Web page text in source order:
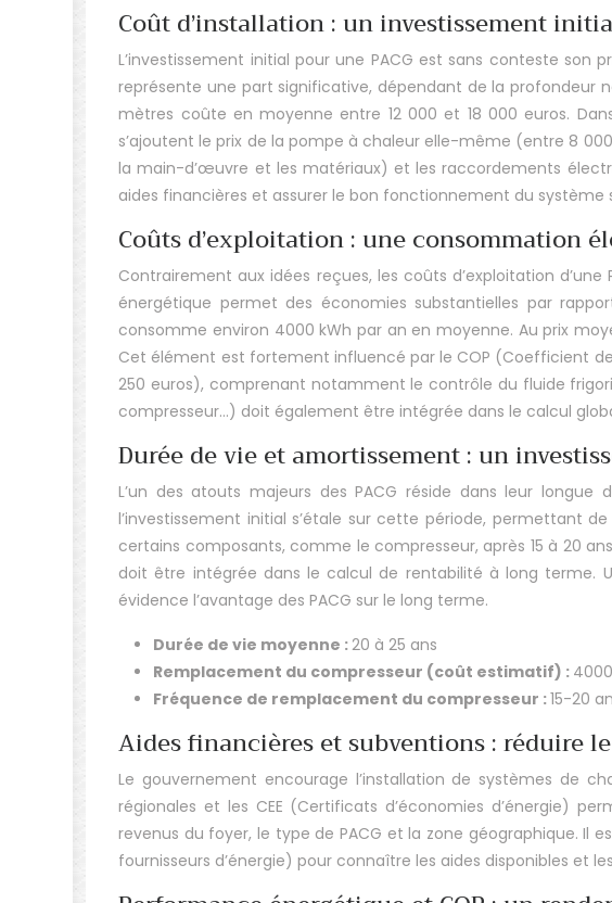
Coût d’installation : un investissement
L’investissement initial pour une PACG est sans conteste
représente une part significative, dépendant de la profondeur
mètres coûte en moyenne entre 12 000 et 18 000 euros.
s’ajoutent le prix de la pompe à chaleur elle-même (entre 8
la main-d’œuvre et les matériaux) et les raccordements
aides financières et assurer le bon fonctionnement du
Coûts d’exploitation : une consommation
Contrairement aux idées reçues, les coûts d’exploitation
énergétique permet des économies substantielles par
consomme environ 4000 kWh par an en moyenne. Au prix
Cet élément est fortement influencé par le COP (Coefficient
250 euros), comprenant notamment le contrôle du fluide
compresseur…) doit également être intégrée dans le calcul
Durée de vie et amortissement : un
L’un des atouts majeurs des PACG réside dans leur
l’investissement initial s’étale sur cette période, permettant
certains composants, comme le compresseur, après 15 à 20
doit être intégrée dans le calcul de rentabilité à long terme.
évidence l’avantage des PACG sur le long terme.
Durée de vie moyenne :20 à 25 ans
Remplacement du compresseur (coût estimatif) :
Fréquence de remplacement du compresseur :15-20
Aides financières et subventions : réduire
Le gouvernement encourage l’installation de systèmes de
régionales et les CEE (Certificats d’économies d’énergie)
revenus du foyer, le type de PACG et la zone géographique. Il
fournisseurs d’énergie) pour connaître les aides disponibles et